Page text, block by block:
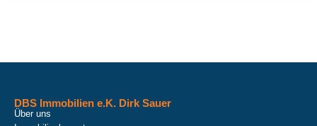
DBS Immobilien e.K. Dirk Sauer
Über uns